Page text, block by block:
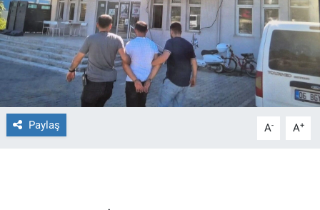
Paylaş A- A+
Ekonomi
Forum
Gerçeğin İzinde
Gün Başlıyor